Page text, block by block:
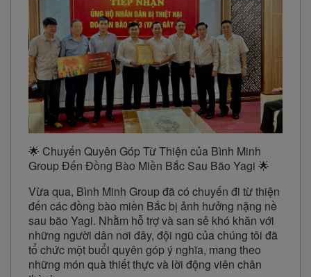
🌟 Chuyến Quyên Góp Từ Thiện của Bình Minh
Group Đến Đồng Bào Miền Bắc Sau Bão Yagi 🌟
Vừa qua, Bình Minh Group đã có chuyến đi từ thiện
đến các đồng bào miền Bắc bị ảnh hưởng nặng nề
sau bão Yagi. Nhằm hỗ trợ và san sẻ khó khăn với
những người dân nơi đây, đội ngũ của chúng tôi đã
tổ chức một buổi quyên góp ý nghĩa, mang theo
những món quà thiết thực và lời động viên chân